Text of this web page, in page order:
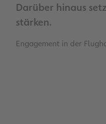
Darüber hinaus
stärken.
Engagement in der